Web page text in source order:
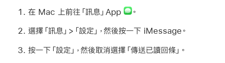
在 Mac 上前往「訊息」App 。
選擇「訊息」>「設定」，然後按一下 iMessage。
按一下「設定」，然後取消選擇「傳送已讀回條」。